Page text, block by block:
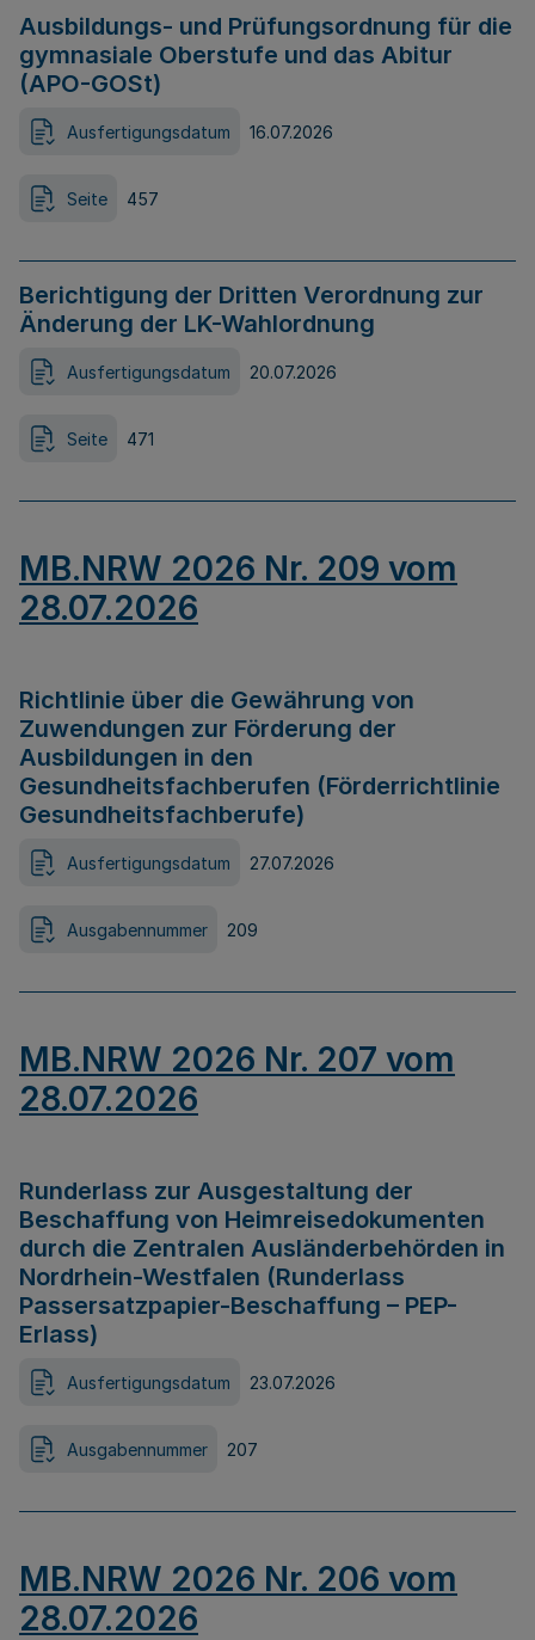
Ausbildungs- und Prüfungsordnung für die
gymnasiale Oberstufe und das Abitur
(APO-GOSt)
Ausfertigungsdatum 16.07.2026
Seite 457
Berichtigung der Dritten Verordnung zur
Änderung der LK-Wahlordnung
Ausfertigungsdatum 20.07.2026
Seite 471
MB.NRW 2026 Nr. 209 vom
28.07.2026
Richtlinie über die Gewährung von
Zuwendungen zur Förderung der
Ausbildungen in den
Gesundheitsfachberufen (Förderrichtlinie
Gesundheitsfachberufe)
Ausfertigungsdatum 27.07.2026
Ausgabennummer 209
MB.NRW 2026 Nr. 207 vom
28.07.2026
Runderlass zur Ausgestaltung der
Beschaffung von Heimreisedokumenten
durch die Zentralen Ausländerbehörden in
Nordrhein-Westfalen (Runderlass
Passersatzpapier-Beschaffung – PEP-
Erlass)
Ausfertigungsdatum 23.07.2026
Ausgabennummer 207
MB.NRW 2026 Nr. 206 vom
28.07.2026